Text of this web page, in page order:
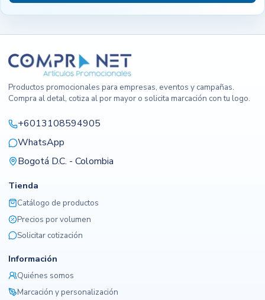
Productos promocionales para empresas, eventos y campañas.
Compra al detal, cotiza al por mayor o solicita marcación con tu logo.
+6013108594905
WhatsApp
Bogotá D.C. - Colombia
Tienda
Catálogo de productos
Precios por volumen
Solicitar cotización
Información
Quiénes somos
Marcación y personalización